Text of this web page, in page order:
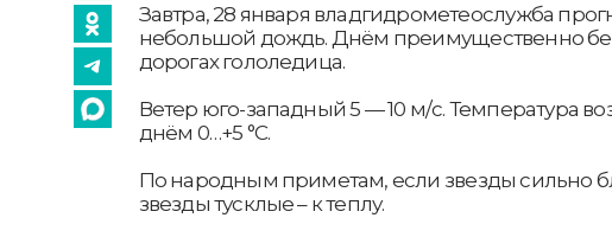
Завтра, 28 января владгидрометеослужба
небольшой дождь. Днём преимущественно
дорогах гололедица.
Ветер юго-западный 5 — 10 м/с. Температура
днём 0…+5 °С.
По народным приметам, если звезды сильно
звезды тусклые – к теплу.